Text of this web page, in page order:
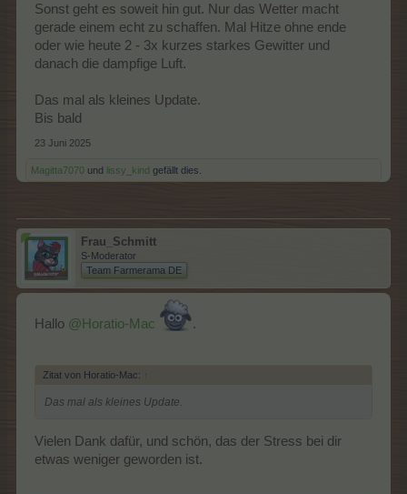
Sonst geht es soweit hin gut. Nur das Wetter macht
gerade einem echt zu schaffen. Mal Hitze ohne ende
oder wie heute 2 - 3x kurzes starkes Gewitter und
danach die dampfige Luft.
Das mal als kleines Update.
Bis bald
23 Juni 2025
Magitta7070 und lissy_kind gefällt dies.
Frau_Schmitt
S-Moderator
Team Farmerama DE
Hallo @Horatio-Mac .
Zitat von Horatio-Mac: ↑
Das mal als kleines Update.
Vielen Dank dafür, und schön, das der Stress bei dir
etwas weniger geworden ist.